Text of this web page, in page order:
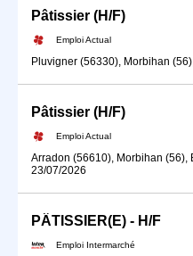
Pâtissier (H/F)
Emploi Actual
Pluvigner (56330), Morbihan
Pâtissier (H/F)
Emploi Actual
Arradon (56610), Morbihan (56),
23/07/2026
PÂTISSIER(E) - H/F
Emploi Intermarché